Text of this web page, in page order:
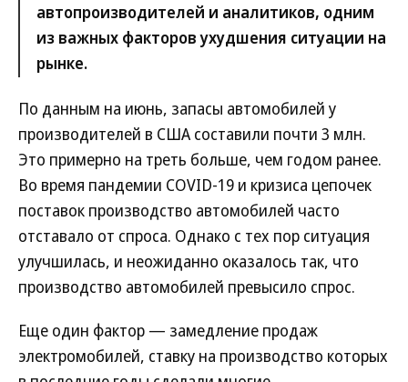
автопроизводителей и аналитиков, одним
из важных факторов ухудшения ситуации на
рынке.
По данным на июнь, запасы автомобилей у
производителей в США составили почти 3 млн.
Это примерно на треть больше, чем годом ранее.
Во время пандемии COVID-19 и кризиса цепочек
поставок производство автомобилей часто
отставало от спроса. Однако с тех пор ситуация
улучшилась, и неожиданно оказалось так, что
производство автомобилей превысило спрос.
Еще один фактор — замедление продаж
электромобилей, ставку на производство которых